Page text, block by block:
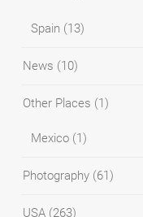
Spain (13)
News (10)
Other Places (1)
Mexico (1)
Photography (61)
USA (263)